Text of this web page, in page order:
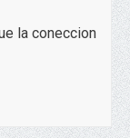
la coneccion